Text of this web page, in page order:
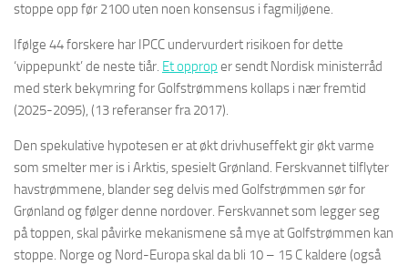
stoppe opp før 2100 uten noen konsensus i fagmiljøene.
Ifølge 44 forskere har IPCC undervurdert risikoen for dette
‘vippepunkt’ de neste tiår. Et opprop er sendt Nordisk ministerråd
med sterk bekymring for Golfstrømmens kollaps i nær fremtid
(2025-2095), (13 referanser fra 2017).
Den spekulative hypotesen er at økt drivhuseffekt gir økt varme
som smelter mer is i Arktis, spesielt Grønland. Ferskvannet tilflyter
havstrømmene, blander seg delvis med Golfstrømmen sør for
Grønland og følger denne nordover. Ferskvannet som legger seg
på toppen, skal påvirke mekanismene så mye at Golfstrømmen kan
stoppe. Norge og Nord-Europa skal da bli 10 – 15 C kaldere (også